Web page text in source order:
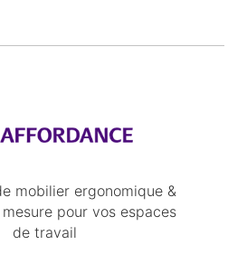
mobilier ergonomique &
pour vos espaces
de travail